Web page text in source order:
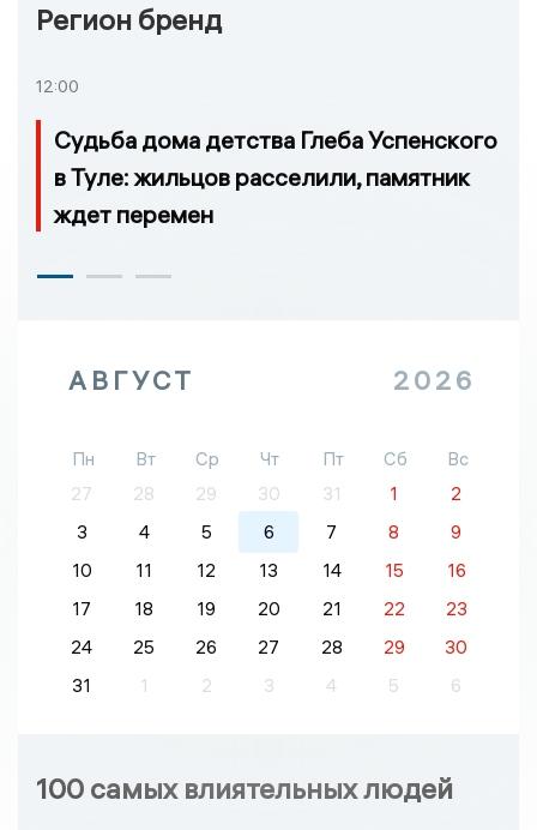
Регион бренд
12:00
Судьба дома детства Глеба Успенского
в Туле: жильцов расселили, памятник
ждет перемен
АВГУСТ 2026
Пн Вт Ср Чт Пт Сб
Вс
27
28 29 30 31 1
2
3
4 5 6 7 8
9
10
11 12 13 14 15
16
17
18 19 20 21 22
23
24
25 26 27 28 29
30
31
1 2 3 4 5 6
100 самых влиятельных людей